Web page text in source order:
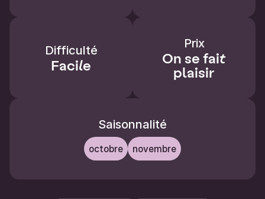
Difficulté
Facile
Prix
On se fait
plaisir
Saisonnalité
octobre novembre